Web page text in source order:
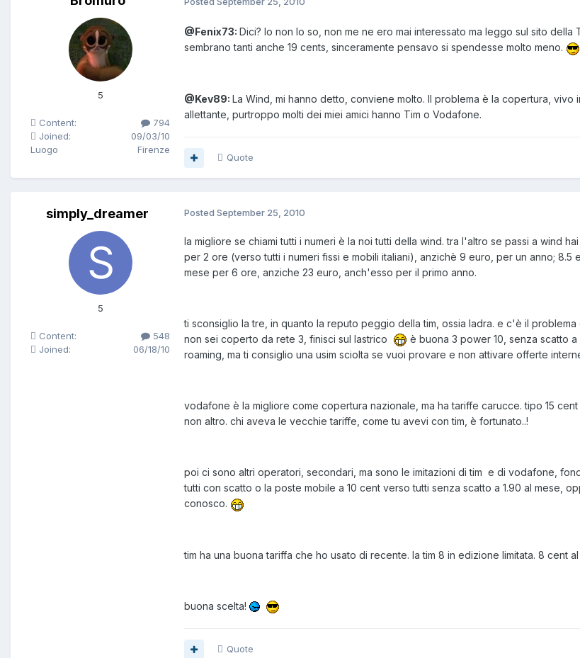
5
Content:
794
Joined:
09/03/10
Luogo
Firenze
@Fenix73: Dici? Io non lo so, non me ne ero mai interessato ma leggo sul sito
sembrano tanti anche 19 cents, sinceramente pensavo si spendesse molto meno.
@Kev89: La Wind, mi hanno detto, conviene molto. Il problema è la copertura,
allettante, purtroppo molti dei miei amici hanno Tim o Vodafone.
Quote
simply_dreamer
5
Content:
548
Joined:
06/18/10
Posted September 25, 2010
la migliore se chiami tutti i numeri è la noi tutti della wind. tra l'altro se passi a wind
per 2 ore (verso tutti i numeri fissi e mobili italiani), anzichè 9 euro, per un anno;
mese per 6 ore, anziche 23 euro, anch'esso per il primo anno.
ti sconsiglio la tre, in quanto la reputo peggio della tim, ossia ladra. e c'è il
non sei coperto da rete 3, finisci sul lastrico
è buona 3 power 10, senza scatto
roaming, ma ti consiglio una usim sciolta se vuoi provare e non attivare offerte
vodafone è la migliore come copertura nazionale, ma ha tariffe carucce. tipo 15
non altro. chi aveva le vecchie tariffe, come tu avevi con tim, è fortunato..!
poi ci sono altri operatori, secondari, ma sono le imitazioni di tim e di vodafone,
tutti con scatto o la poste mobile a 10 cent verso tutti senza scatto a 1.90 al mese,
conosco.
tim ha una buona tariffa che ho usato di recente. la tim 8 in edizione limitata. 8 cent
buona scelta!
Quote